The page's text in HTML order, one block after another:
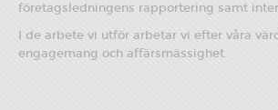
företagsledningens rapportering samt
I de arbete vi utför arbetar vi efter våra
engagemang och affärsmässighet.